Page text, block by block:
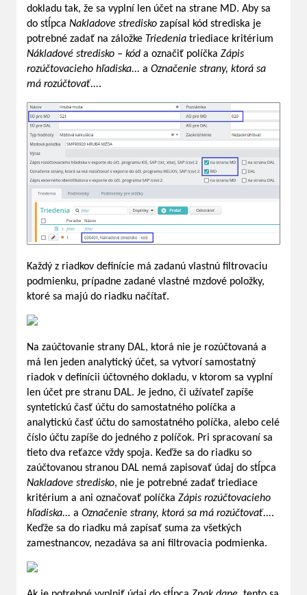
dokladu tak, že sa vyplní len účet na strane MD. Aby sa
do stĺpca Nakladove stredisko zapísal kód strediska je
potrebné zadať na záložke Triedenia triediace kritérium
Nákladové stredisko – kód a označiť políčka Zápis
rozúčtovacieho hľadiska... a Označenie strany, ktorá sa
má rozúčtovať....
Každý z riadkov definície má zadanú vlastnú filtrovaciu
podmienku, prípadne zadané vlastné mzdové položky,
ktoré sa majú do riadku načítať.
Na zaúčtovanie strany DAL, ktorá nie je rozúčtovaná a
má len jeden analytický účet, sa vytvorí samostatný
riadok v definícii účtovného dokladu, v ktorom sa vyplní
len účet pre stranu DAL. Je jedno, či užívateľ zapíše
syntetickú časť účtu do samostatného políčka a
analytickú časť účtu do samostatného políčka, alebo celé
číslo účtu zapíše do jedného z políčok. Pri spracovaní sa
tieto dva reťazce vždy spoja. Keďže sa do riadku so
zaúčtovanou stranou DAL nemá zapisovať údaj do stĺpca
Nakladove stredisko, nie je potrebné zadať triediace
kritérium a ani označovať políčka Zápis rozúčtovacieho
hľadiska... a Označenie strany, ktorá sa má rozúčtovať....
Keďže sa do riadku má zapísať suma za všetkých
zamestnancov, nezadáva sa ani filtrovacia podmienka.